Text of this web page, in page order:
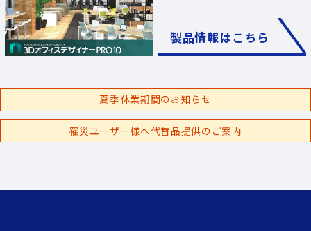
製品情報はこちら
夏季休業期間のお知らせ
罹災ユーザー様へ代替品提供のご案内